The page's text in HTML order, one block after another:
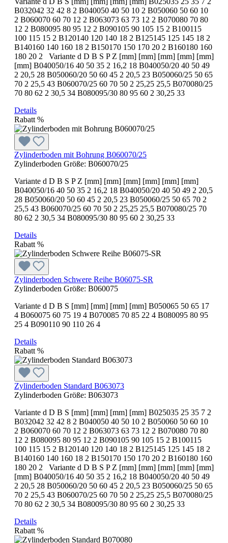
B032042 32 42 8 2 B040050 40 50 10 2 B050060 50 60 10
2 B060070 60 70 12 2 B063073 63 73 12 2 B070080 70 80
12 2 B080095 80 95 12 2 B090105 90 105 15 2 B100115
100 115 15 2 B120140 120 140 18 2 B125145 125 145 18 2
B140160 140 160 18 2 B150170 150 170 20 2 B160180 160
180 20 2 Variante d D B S P Z [mm] [mm] [mm] [mm] [mm]
[mm] B040050/16 40 50 35 2 16,2 18 B040050/20 40 50 49
2 20,5 28 B050060/20 50 60 45 2 20,5 23 B050060/25 50 65
70 2 25,5 43 B060070/25 60 70 50 2 25,25 25,5 B070080/25
70 80 62 2 30,5 34 B080095/30 80 95 60 2 30,25 33
Details
Rabatt %
Zylinderboden mit Bohrung B060070/25
Zylinderboden Größe: B060070/25
Variante d D B S P Z [mm] [mm] [mm] [mm] [mm] [mm]
B040050/16 40 50 35 2 16,2 18 B040050/20 40 50 49 2 20,5
28 B050060/20 50 60 45 2 20,5 23 B050060/25 50 65 70 2
25,5 43 B060070/25 60 70 50 2 25,25 25,5 B070080/25 70
80 62 2 30,5 34 B080095/30 80 95 60 2 30,25 33
Details
Rabatt %
Zylinderboden Schwere Reihe B06075-SR
Zylinderboden Größe: B060075
Variante d D B S [mm] [mm] [mm] [mm] B050065 50 65 17
4 B060075 60 75 19 4 B070085 70 85 22 4 B080095 80 95
25 4 B090110 90 110 26 4
Details
Rabatt %
Zylinderboden Standard B063073
Zylinderboden Größe: B063073
Variante d D B S [mm] [mm] [mm] [mm] B025035 25 35 7 2
B032042 32 42 8 2 B040050 40 50 10 2 B050060 50 60 10
2 B060070 60 70 12 2 B063073 63 73 12 2 B070080 70 80
12 2 B080095 80 95 12 2 B090105 90 105 15 2 B100115
100 115 15 2 B120140 120 140 18 2 B125145 125 145 18 2
B140160 140 160 18 2 B150170 150 170 20 2 B160180 160
180 20 2 Variante d D B S P Z [mm] [mm] [mm] [mm] [mm]
[mm] B040050/16 40 50 35 2 16,2 18 B040050/20 40 50 49
2 20,5 28 B050060/20 50 60 45 2 20,5 23 B050060/25 50 65
70 2 25,5 43 B060070/25 60 70 50 2 25,25 25,5 B070080/25
70 80 62 2 30,5 34 B080095/30 80 95 60 2 30,25 33
Details
Rabatt %